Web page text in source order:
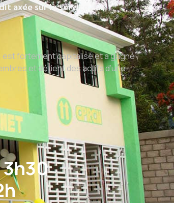
axée sur le service aux
est fortement capitalisé et a gagné
et détient des actifs d’une
3h30